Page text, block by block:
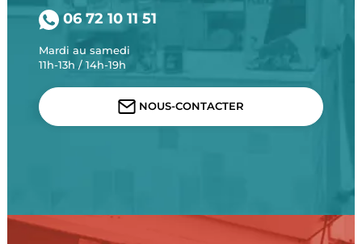
06 72 10 11 51
Mardi au samedi
11h-13h / 14h-19h
NOUS-CONTACTER